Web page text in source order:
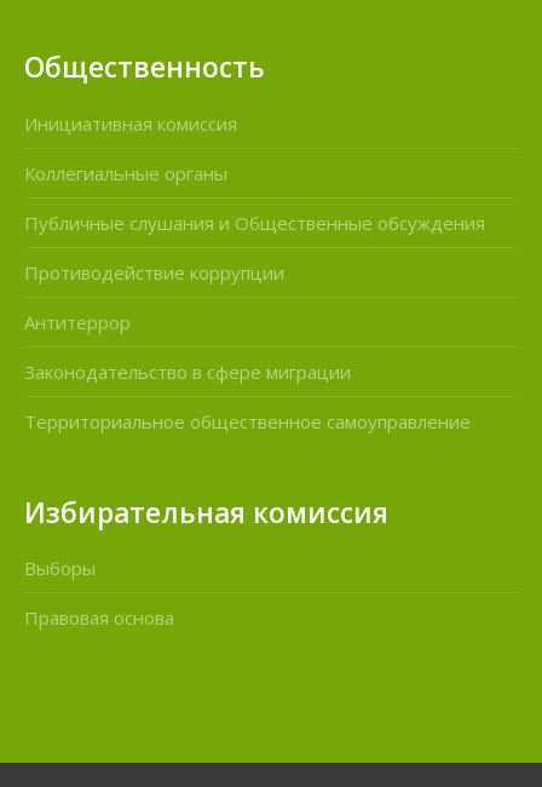
Общественность
Инициативная комиссия
Коллегиальные органы
Публичные слушания и Общественные обсуждения
Противодействие коррупции
Антитеррор
Законодательство в сфере миграции
Территориальное общественное самоуправление
Избирательная комиссия
Выборы
Правовая основа